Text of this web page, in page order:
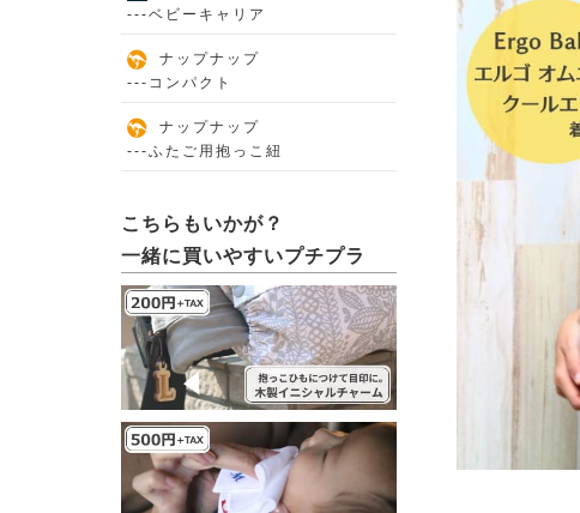
---ベビーキャリア
ナップナップ
---コンパクト
ナップナップ
---ふたご用抱っこ紐
こちらもいかが？
一緒に買いやすいプチプラ